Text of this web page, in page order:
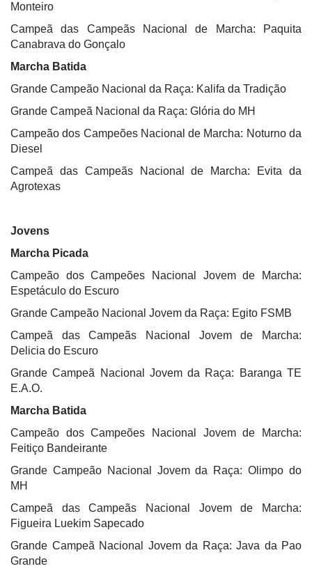
Monteiro
Campeã das Campeãs Nacional de Marcha: Paquita
Canabrava do Gonçalo
Marcha Batida
Grande Campeão Nacional da Raça: Kalifa da Tradição
Grande Campeã Nacional da Raça: Glória do MH
Campeão dos Campeões Nacional de Marcha: Noturno da
Diesel
Campeã das Campeãs Nacional de Marcha: Evita da
Agrotexas
Jovens
Marcha Picada
Campeão dos Campeões Nacional Jovem de Marcha:
Espetáculo do Escuro
Grande Campeão Nacional Jovem da Raça: Egito FSMB
Campeã das Campeãs Nacional Jovem de Marcha:
Delicia do Escuro
Grande Campeã Nacional Jovem da Raça: Baranga TE
E.A.O.
Marcha Batida
Campeão dos Campeões Nacional Jovem de Marcha:
Feitiço Bandeirante
Grande Campeão Nacional Jovem da Raça: Olimpo do
MH
Campeã das Campeãs Nacional Jovem de Marcha:
Figueira Luekim Sapecado
Grande Campeã Nacional Jovem da Raça: Java da Pao
Grande